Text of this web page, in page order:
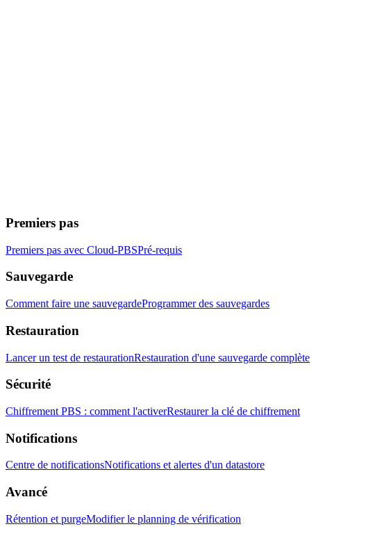
Premiers pas
Premiers pas avec Cloud-PBSPré-requis
Sauvegarde
Comment faire une sauvegardeProgrammer des sauvegardes
Restauration
Lancer un test de restaurationRestauration d'une sauvegarde complète
Sécurité
Chiffrement PBS : comment l'activerRestaurer la clé de chiffrement
Notifications
Centre de notificationsNotifications et alertes d'un datastore
Avancé
Rétention et purgeModifier le planning de vérification